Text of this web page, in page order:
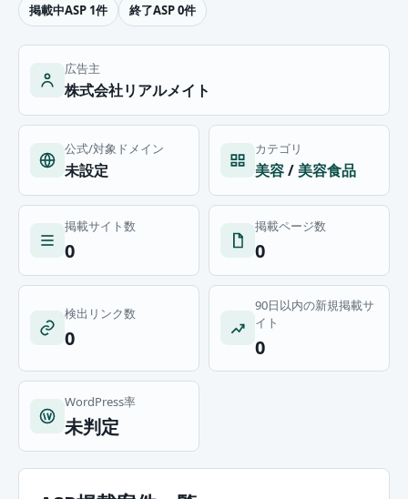
掲載中ASP 1件 終了ASP 0件
広告主
株式会社リアルメイト
公式/対象ドメイン
未設定
カテゴリ
美容/ 美容食品
掲載サイト数
0
掲載ページ数
0
検出リンク数
0
90日以内の新規掲載サ
イト
0
WordPress率
未判定